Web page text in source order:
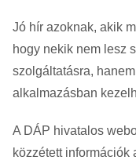
Jó hír azoknak, akik
hogy nekik nem lesz
szolgáltatásra,
alkalmazásban
A DÁP hivatalos
közzétett